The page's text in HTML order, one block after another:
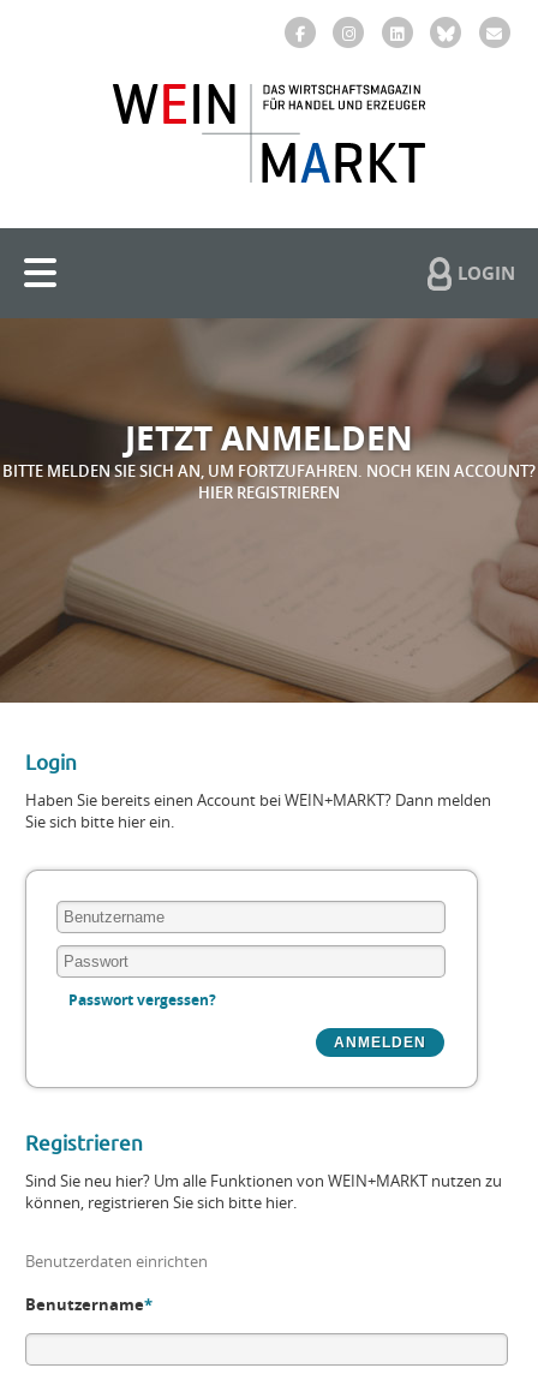
LOGIN
JETZT ANMELDEN
BITTE MELDEN SIE SICH AN, UM FORTZUFAHREN. NOCH KEIN ACCOUNT?
HIER REGISTRIEREN
Login
Haben Sie bereits einen Account bei WEIN+MARKT? Dann melden
Sie sich bitte hier ein.
Passwort vergessen?
Registrieren
Sind Sie neu hier? Um alle Funktionen von WEIN+MARKT nutzen zu
können, registrieren Sie sich bitte hier.
Benutzerdaten einrichten
Benutzername*